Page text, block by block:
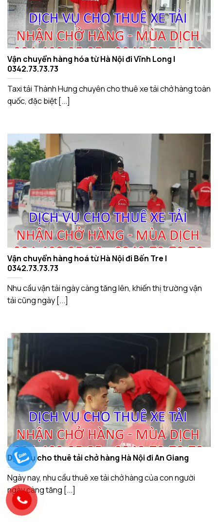
Vận chuyển hàng hóa từ Hà Nội đi Vĩnh Long |
0342.73.73.73
Taxi tải Thành Hưng chuyên cho thuê xe tải chở hàng toàn
quốc, đặc biệt [...]
Vận chuyển hàng hoá từ Hà Nội đi Bến Tre |
0342.73.73.73
Nhu cầu vận tải ngày càng tăng lên, khiến thị trường vận
tải cũng ngày [...]
Dịch vụ cho thuê tải chở hàng Hà Nội đi An Giang
Ngày nay, nhu cầu thuê xe tải chở hàng của con người
ngày càng tăng [...]